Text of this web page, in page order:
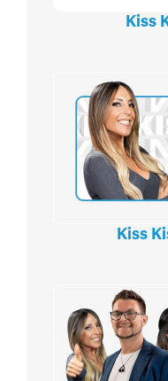
Kiss
Kiss